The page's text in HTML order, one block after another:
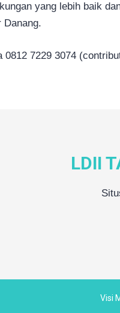
yang lebih baik
Danang.
0812 7229 3074
LDII
Visi